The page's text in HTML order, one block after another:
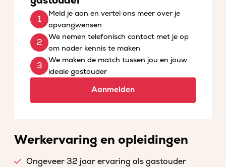
Meld je aan en vertel ons meer over je
opvangwensen
We nemen telefonisch contact met je op
om nader kennis te maken
We maken de match tussen jou en jouw
ideale gastouder
Aanmelden
Werkervaring en opleidingen
Ongeveer 32 jaar ervaring als gastouder